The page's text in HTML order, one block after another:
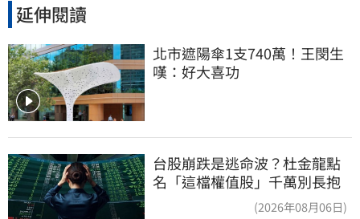
延伸閱讀
北市遮陽傘1支740萬！王閔生
嘆：好大喜功
台股崩跌是逃命波？杜金龍點
名「這檔權值股」千萬別長抱
(2026年08月06日)